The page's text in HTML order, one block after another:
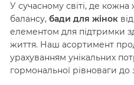
У сучасному світі, де кожна
балансу, бади для жінок
елементом для підтримки
життя. Наш асортимент
урахуванням унікальних
гормональної рівноваги до